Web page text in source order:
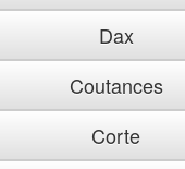
Dax
Coutances
Corte